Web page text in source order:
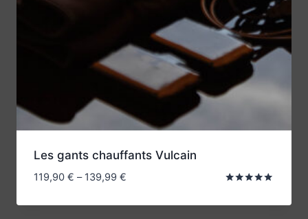
Les gants chauffants Vulcain
119,90 € – 139,99 €